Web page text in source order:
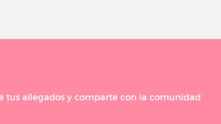
tus allegados y comparte con la comunidad